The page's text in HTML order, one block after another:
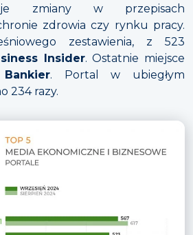
zmiany w przepisach
zdrowia czy rynku pracy.
zestawienia, z 523
Insider. Ostatnie miejsce
Bankier. Portal w ubiegłym
234 razy.